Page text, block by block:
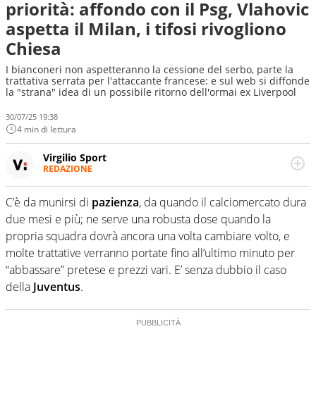
priorità: affondo con il Psg, Vlahovic
aspetta il Milan, i tifosi rivogliono
Chiesa
I bianconeri non aspetteranno la cessione del serbo, parte la
trattativa serrata per l'attaccante francese: e sul web si diffonde
la "strana" idea di un possibile ritorno dell'ormai ex Liverpool
30/07/25 19:38
4 min di lettura
Virgilio Sport
REDAZIONE
appassionato su tutto il mondo dello sport. Calcio,
calciomercato, F1, Motomondiale ma anche tennis,
volley, basket: su Virgilio Sport i tifosi e gli appassionati
sanno che troveranno sempre copertura completa e
zero faziosità. La squadra di Virgilio Sport è formata da
giornalisti ed esperti di sport abili sia nel gioco di
rimessa quando intercettano le notizie e le rilanciano
verso la rete, sia nella costruzione dal basso quando
C’è da munirsi di pazienza, da quando il calciomercato dura
due mesi e più; ne serve una robusta dose quando la
propria squadra dovrà ancora una volta cambiare volto, e
molte trattative verranno portate fino all’ultimo minuto per
“abbassare” pretese e prezzi vari. E’ senza dubbio il caso
della Juventus.